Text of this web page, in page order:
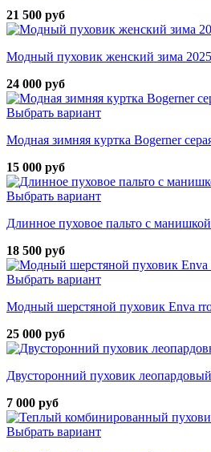
21 500 руб
Модный пуховик женский зима
24 000 руб
Выбрать вариант
Модная зимняя куртка Bogerner
15 000 руб
Выбрать вариант
Длинное пуховое пальто с
18 500 руб
Выбрать вариант
Модный шерстяной пуховик Enva
25 000 руб
Двусторонний пуховик леопардовый
7 000 руб
Выбрать вариант